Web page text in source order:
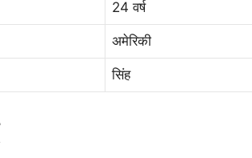
24 वर्ष
अमेरिकी
सिंह